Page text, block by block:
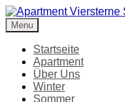
Apartment Viersterne
Ferienwohnung
Menu
Startseite
Apartment
Über Uns
Winter
Sommer